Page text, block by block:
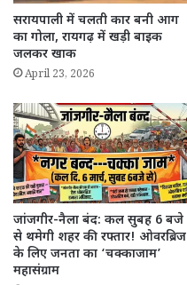
सरायपाली में चलती कार बनी आग
का गोला, रायगढ़ में खड़ी बाइक
जलकर खाक
April 23, 2026
जांजगीर-नैला बंद: कल सुबह 6 बजे
से थमेगी शहर की रफ्तार! ओवरब्रिज
के लिए जनता का ‘चक्काजाम’
महासंग्राम